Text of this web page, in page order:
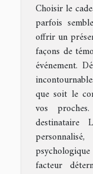
Choisir le
parfois
offrir un
façons de
événement.
que soit le
vos
destinataire
facteur